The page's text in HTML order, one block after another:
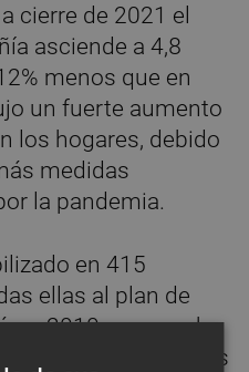
cierre de 2021 el
asciende a 4,8
menos que en
un fuerte aumento
los hogares, debido
medidas
la pandemia.
en 415
ellas al plan de
en 2010 y que se ha
operan 202 mujeres